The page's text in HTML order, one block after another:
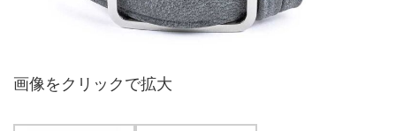
画像をクリックで拡大